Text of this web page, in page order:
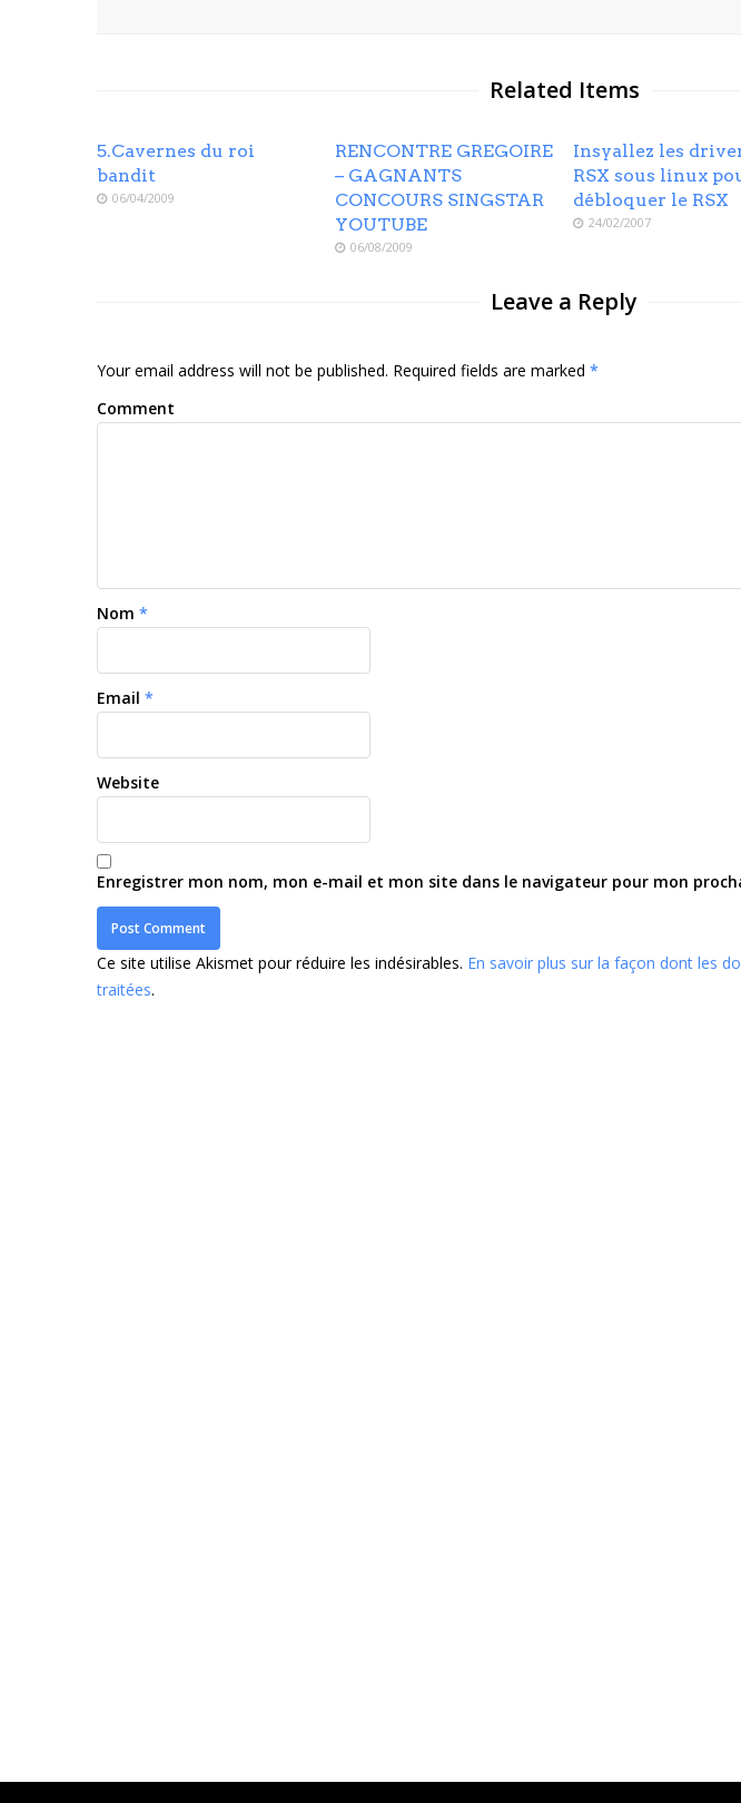
Related Items
5.Cavernes du roi
bandit
06/04/2009
RENCONTRE GREGOIRE
– GAGNANTS
CONCOURS SINGSTAR
YOUTUBE
06/08/2009
Insyallez les
RSX sous linux
débloquer le RSX
24/02/2007
Leave a Reply
Your email address will not be published. Required fields are marked *
Comment
Nom *
Email *
Website
Enregistrer mon nom, mon e-mail et mon site dans le navigateur pour mon
Ce site utilise Akismet pour réduire les indésirables. En savoir plus sur la façon dont les
traitées.